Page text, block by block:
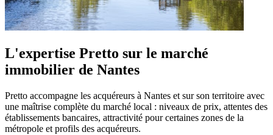
L'expertise Pretto sur le marché
immobilier de Nantes
Pretto accompagne les acquéreurs à Nantes et sur son territoire avec
une maîtrise complète du marché local : niveaux de prix, attentes des
établissements bancaires, attractivité pour certaines zones de la
métropole et profils des acquéreurs.